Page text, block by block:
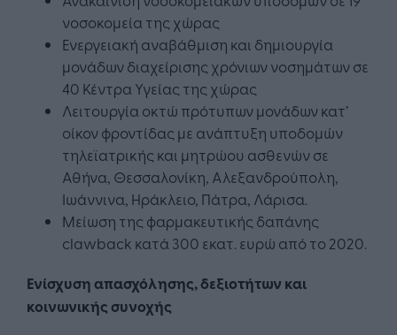
νοσοκομεία της χώρας
Ενεργειακή αναβάθμιση και δημιουργία
μονάδων διαχείρισης χρόνιων νοσημάτων σε
40 Κέντρα Υγείας της χώρας
Λειτουργία οκτώ πρότυπων μονάδων κατ’
οίκον φροντίδας με ανάπτυξη υποδομών
τηλεϊατρικής και μητρώου ασθενών σε
Αθήνα, Θεσσαλονίκη, Αλεξανδρούπολη,
Ιωάννινα, Ηράκλειο, Πάτρα, Λάρισα.
Μείωση της φαρμακευτικής δαπάνης
clawback κατά 300 εκατ. ευρώ από το 2020.
Ενίσχυση απασχόλησης, δεξιοτήτων και
κοινωνικής συνοχής